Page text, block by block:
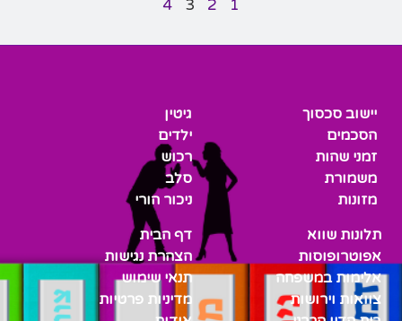
1
2
3
4
יישוב סכסוך
הסכמים
זמני שהות
משמורת
מזונות
גיטין
ילדים
רכוש
סלב
ניכור הורי
תלונות שווא
אפוטרופוסות
אלימות במשפחה
צוואות וירושות
דף הבית
הצהרת נגישות
תנאי שימוש
מדיניות פרטיות